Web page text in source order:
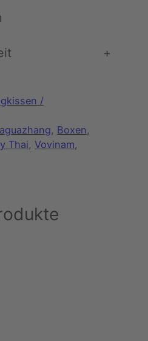
+
/
, Boxen
Thai, Vovinam